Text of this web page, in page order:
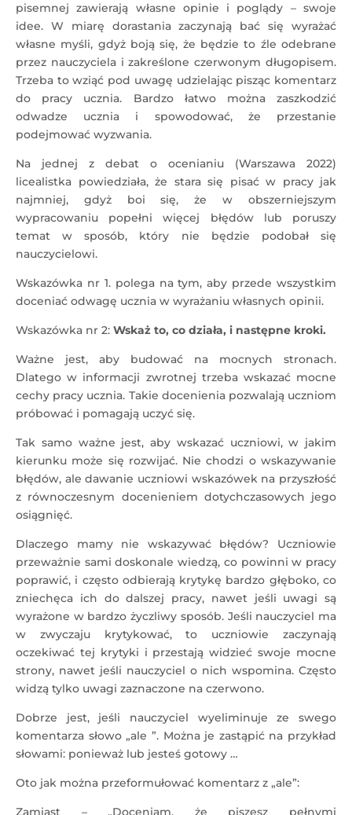
pisemnej zawierają własne opinie i poglądy – swoje
idee. W miarę dorastania zaczynają bać się wyrażać
własne myśli, gdyż boją się, że będzie to źle odebrane
przez nauczyciela i zakreślone czerwonym długopisem.
Trzeba to wziąć pod uwagę udzielając pisząc komentarz
do pracy ucznia. Bardzo łatwo można zaszkodzić
odwadze ucznia i spowodować, że przestanie
podejmować wyzwania.
Na jednej z debat o ocenianiu (Warszawa 2022)
licealistka powiedziała, że stara się pisać w pracy jak
najmniej, gdyż boi się, że w obszerniejszym
wypracowaniu popełni więcej błędów lub poruszy
temat w sposób, który nie będzie podobał się
nauczycielowi.
Wskazówka nr 1. polega na tym, aby przede wszystkim
doceniać odwagę ucznia w wyrażaniu własnych opinii.
Wskazówka nr 2: Wskaż to, co działa, i następne kroki.
Ważne jest, aby budować na mocnych stronach.
Dlatego w informacji zwrotnej trzeba wskazać mocne
cechy pracy ucznia. Takie docenienia pozwalają uczniom
próbować i pomagają uczyć się.
Tak samo ważne jest, aby wskazać uczniowi, w jakim
kierunku może się rozwijać. Nie chodzi o wskazywanie
błędów, ale dawanie uczniowi wskazówek na przyszłość
z równoczesnym docenieniem dotychczasowych jego
osiągnięć.
Dlaczego mamy nie wskazywać błędów? Uczniowie
przeważnie sami doskonale wiedzą, co powinni w pracy
poprawić, i często odbierają krytykę bardzo głęboko, co
zniechęca ich do dalszej pracy, nawet jeśli uwagi są
wyrażone w bardzo życzliwy sposób. Jeśli nauczyciel ma
w zwyczaju krytykować, to uczniowie zaczynają
oczekiwać tej krytyki i przestają widzieć swoje mocne
strony, nawet jeśli nauczyciel o nich wspomina. Często
widzą tylko uwagi zaznaczone na czerwono.
Dobrze jest, jeśli nauczyciel wyeliminuje ze swego
komentarza słowo „ale ”. Można je zastąpić na przykład
słowami: ponieważ lub jesteś gotowy …
Oto jak można przeformułować komentarz z „ale”:
Zamiast – „Doceniam, że piszesz pełnymi